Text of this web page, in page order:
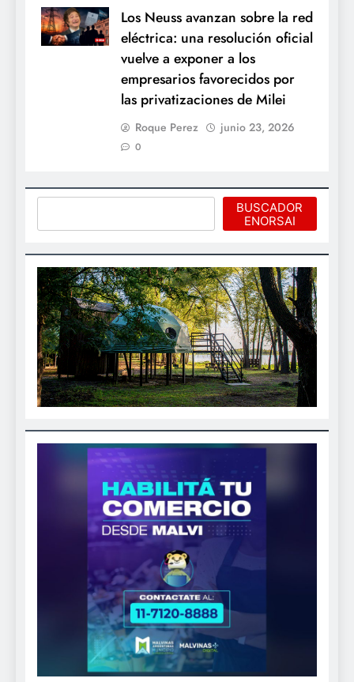
Los Neuss avanzan sobre la red
eléctrica: una resolución oficial
vuelve a exponer a los
empresarios favorecidos por
las privatizaciones de Milei
Roque Perez junio 23, 2026
0
BUSCADOR
ENORSAI